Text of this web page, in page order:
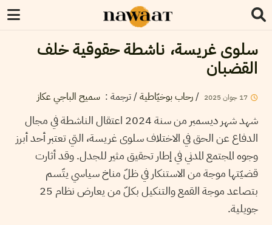
سلوى غريسة، ناشطة حقوقية خلف
القضبان
17 جوان 2025
/رحاب بوخيّاطية/ ترجمة : سميح الباجي عكاز
شهد شهر ديسمبر من سنة 2024 اعتقال الناشطة في مجال
الدفاع عن الحق في الاختلاف سلوى غريسة، التي تعتبر أحد أبرز
وجوه المجتمع المدني في إطار تحقيق مثير للجدل. وقد أثارت
قضيّتها موجة من الاستنكار في ظلّ مناخ سياسي يتّسم
بتصاعد موجة القمع والتنكيل بكلّ من يعارض نظام 25
جويلية.